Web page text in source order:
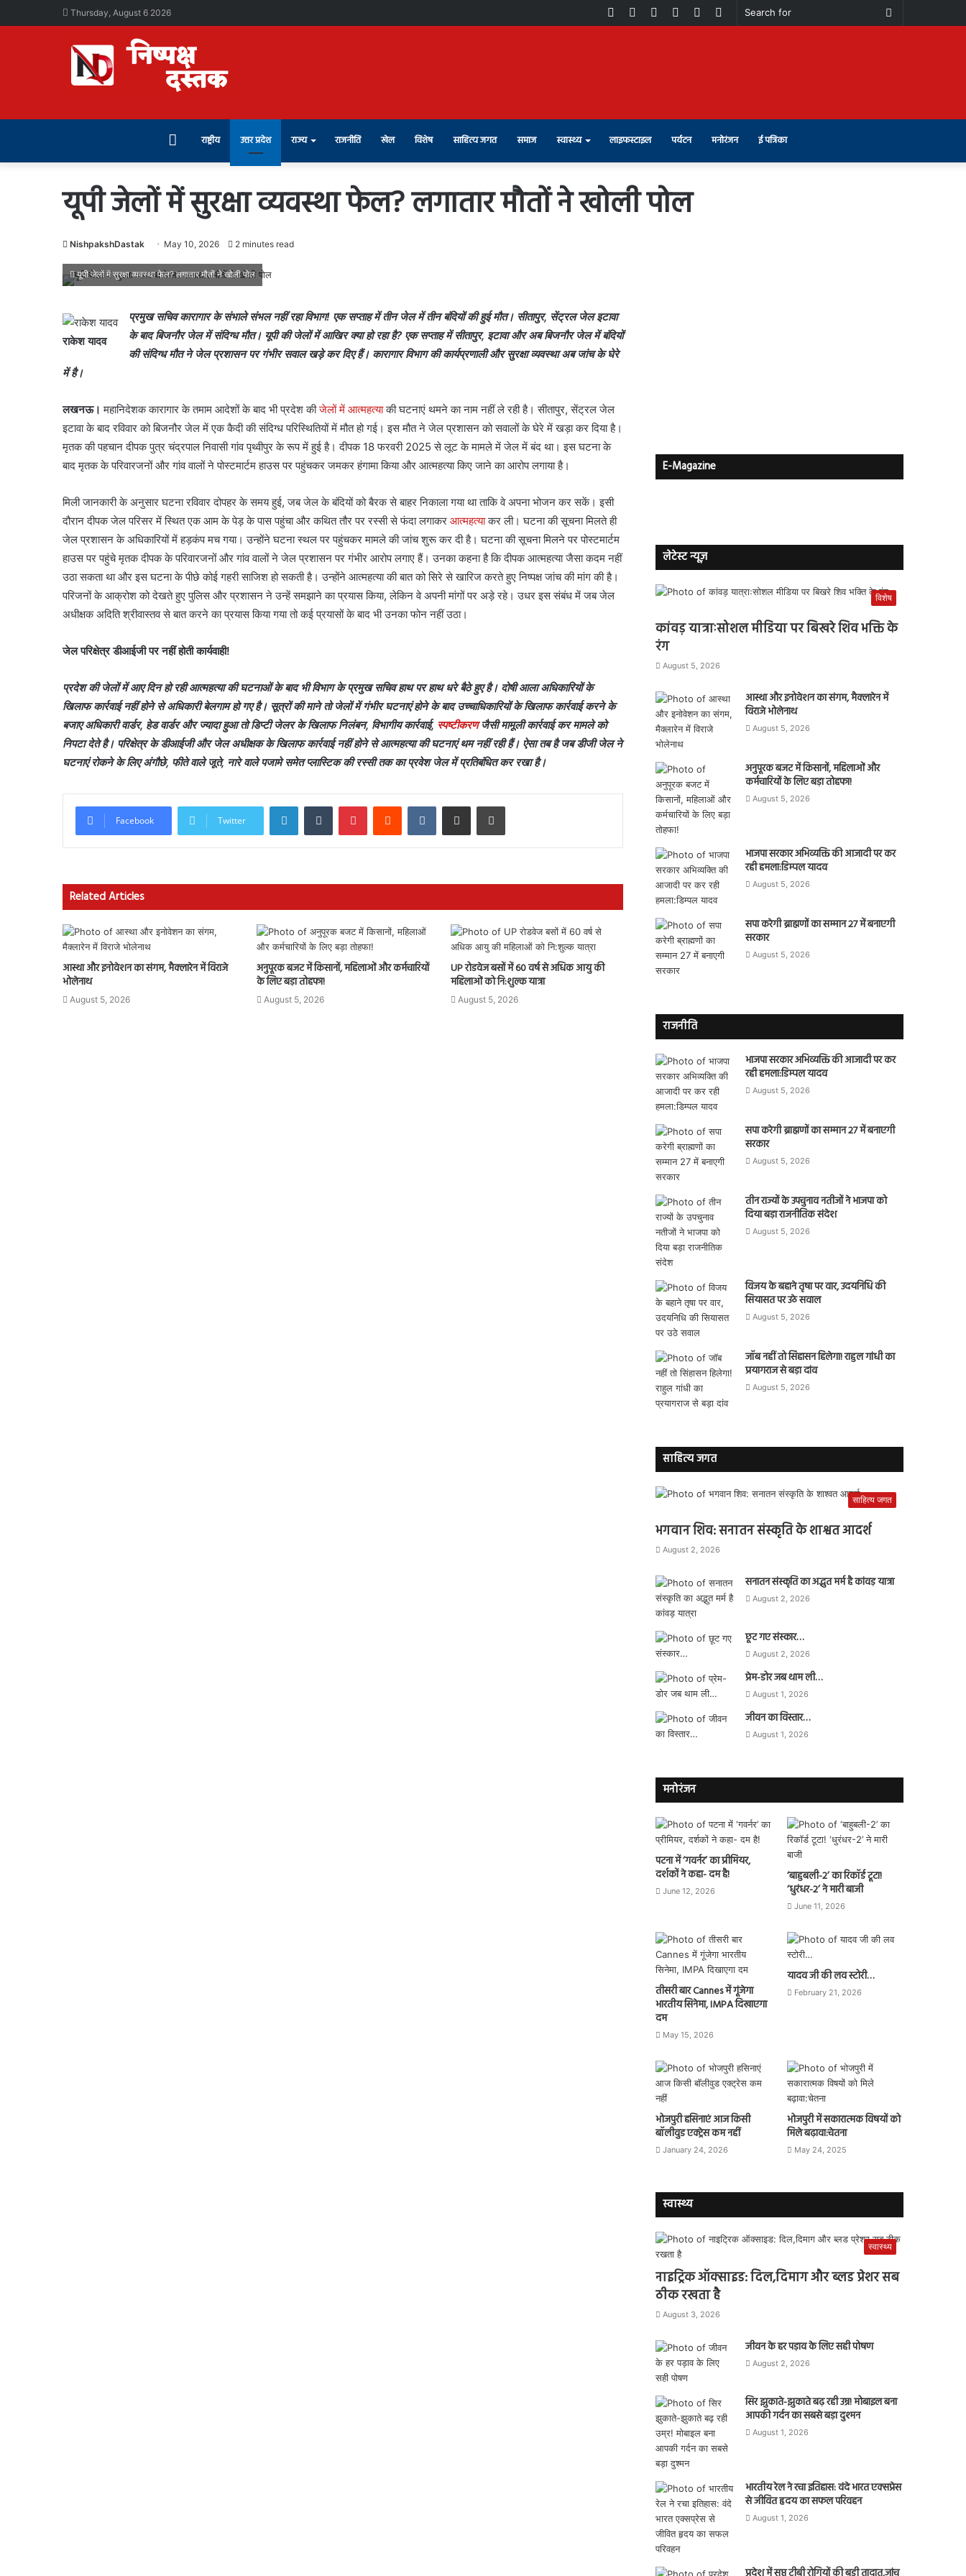
Thursday, August 6 2026
Search
Switch
Telegram
Instagram
Youtube
Facebook
राष्ट्रीय उत्तर प्रदेश राज्य राजनीति खेल विशेष साहित्य जगत समाज स्वास्थ्य लाइफस्टाइल पर्यटन मनोरंजन ई पत्रिका
यूपी जेलों में सुरक्षा व्यवस्था फेल? लगातार मौतों ने खोली पोल
NishpakshDastak May 10, 2026 2 minutes read
यूपी जेलों में सुरक्षा व्यवस्था फेल? लगातार मौतों ने खोली पोल
राकेश यादव
प्रमुख सचिव कारागार के संभाले संभल नहीं रहा विभाग! एक सप्ताह में तीन जेल में तीन बंदियों की हुई मौत। सीतापुर, सेंट्रल जेल इटावा
के बाद बिजनौर जेल में संदिग्ध मौत। यूपी की जेलों में आखिर क्या हो रहा है? एक सप्ताह में सीतापुर, इटावा और अब बिजनौर जेल में बंदियों
की संदिग्ध मौत ने जेल प्रशासन पर गंभीर सवाल खड़े कर दिए हैं। कारागार विभाग की कार्यप्रणाली और सुरक्षा व्यवस्था अब जांच के घेरे
में है।
लखनऊ।महानिदेशक कारागार के तमाम आदेशों के बाद भी प्रदेश कीजेलों में आत्महत्याकी घटनाएं थमने का नाम नहीं ले रही है। सीतापुर, सेंट्रल जेल
इटावा के बाद रविवार को बिजनौर जेल में एक कैदी की संदिग्ध परिस्थितियों में मौत हो गई। इस मौत ने जेल प्रशासन को सवालों के घेरे में खड़ा कर दिया है।
मृतक की पहचान दीपक पुत्र चंद्रपाल निवासी गांव पृथ्वीपुर के रूप में हुई है। दीपक 18 फरवरी 2025 से लूट के मामले में जेल में बंद था। इस घटना के
बाद मृतक के परिवारजनों और गांव वालों ने पोस्टमार्टम हाउस पर पहुंचकर जमकर हंगामा किया और आत्महत्या किए जाने का आरोप लगाया है।
मिली जानकारी के अनुसार घटना रविवार दोपहर के समय हुई, जब जेल के बंदियों को बैरक से बाहर निकाला गया था ताकि वे अपना भोजन कर सकें। इसी
दौरान दीपक जेल परिसर में स्थित एक आम के पेड़ के पास पहुंचा और कथित तौर पर रस्सी से फंदा लगाकर आत्महत्याकर ली। घटना की सूचना मिलते ही
जेल प्रशासन के अधिकारियों में हड़कंप मच गया। उन्होंने घटना स्थल पर पहुंचकर मामले की जांच शुरू कर दी है। घटना की सूचना मिलने पर पोस्टमार्टम
हाउस पर पहुंचे मृतक दीपक के परिवारजनों और गांव वालों ने जेल प्रशासन पर गंभीर आरोप लगाए हैं। उनका कहना है कि दीपक आत्महत्या जैसा कदम नहीं
उठा सकता था और इस घटना के पीछे कोई गहरी साजिश हो सकती है। उन्होंने आत्महत्या की बात को सिरे से खारिज करते हुए निष्पक्ष जांच की मांग की है।
परिजनों के आक्रोश को देखते हुए पुलिस और प्रशासन ने उन्हें समझाने का प्रयास किया, लेकिन वे अपनी मांगों पर अड़े रहे। उधर इस संबंध में जब जेल
अधीक्षक अदिति श्रीवास्तव से बात करने का प्रयास किया गया तो कई प्रयासों के बाद भी उनका फोन नहीं उठा।
जेल परिक्षेत्र डीआईजी पर नहीं होती कार्यवाही!
प्रदेश की जेलों में आए दिन हो रही आत्महत्या की घटनाओं के बाद भी विभाग के प्रमुख सचिव हाथ पर हाथ धरे बैठे हुए है। दोषी आला अधिकारियों के
खिलाफ कार्रवाई नहीं होने से अधिकारी बेलगाम हो गए है। सूत्रों की माने तो जेलों में गंभीर घटनाएं होने के बाद उच्चाधिकारियों के खिलाफ कार्रवाई करने के
बजाए अधिकारी वार्डर, हेड वार्डर और ज्यादा हुआ तो डिप्टी जेलर के खिलाफ निलंबन, विभागीय कार्रवाई, स्पष्टीकरणजैसी मामूली कार्रवाई कर मामले को
निपटा देते है। परिक्षेत्र के डीआईजी और जेल अधीक्षक के खिलाफ कार्रवाई नहीं होने से आत्महत्या की घटनाएं थम नहीं रही हैं। ऐसा तब है जब डीजी जेल ने
घटनाएं रोकने के लिए अंगौछे, फीते वाले जूते, नारे वाले पजामे समेत प्लास्टिक की रस्सी तक का प्रवेश जेल में प्रतिबंधित कर रखा है।
Facebook Twitter
LinkedInTumblr PinterestReddit VKontakteShare via Email Print
Related Articles
आस्था और इनोवेशन का संगम, मैक्लारेन में विराजे
भोलेनाथ
August 5, 2026
अनुपूरक बजट में किसानों, महिलाओं और कर्मचारियों
के लिए बड़ा तोहफा!
August 5, 2026
UP रोडवेज बसों में 60 वर्ष से अधिक आयु की
महिलाओं को नि:शुल्क यात्रा
August 5, 2026
E-Magazine
लेटेस्ट न्यूज़
विशेष
कांवड़ यात्राःसोशल मीडिया पर बिखरे शिव भक्ति के
रंग
August 5, 2026
आस्था और इनोवेशन का संगम, मैक्लारेन में
विराजे भोलेनाथ
August 5, 2026
अनुपूरक बजट में किसानों, महिलाओं और
कर्मचारियों के लिए बड़ा तोहफा!
August 5, 2026
भाजपा सरकार अभिव्यक्ति की आजादी पर कर
रही हमला:डिम्पल यादव
August 5, 2026
सपा करेगी ब्राह्मणों का सम्मान 27 में बनाएगी
सरकार
August 5, 2026
राजनीति
भाजपा सरकार अभिव्यक्ति की आजादी पर कर
रही हमला:डिम्पल यादव
August 5, 2026
सपा करेगी ब्राह्मणों का सम्मान 27 में बनाएगी
सरकार
August 5, 2026
तीन राज्यों के उपचुनाव नतीजों ने भाजपा को
दिया बड़ा राजनीतिक संदेश
August 5, 2026
विजय के बहाने तृषा पर वार, उदयनिधि की
सियासत पर उठे सवाल
August 5, 2026
जॉब नहीं तो सिंहासन हिलेगा! राहुल गांधी का
प्रयागराज से बड़ा दांव
August 5, 2026
साहित्य जगत
साहित्य जगत
भगवान शिव: सनातन संस्कृति के शाश्वत आदर्श
August 2, 2026
सनातन संस्कृति का अद्भुत मर्म है कांवड़ यात्रा
August 2, 2026
छूट गए संस्कार…
August 2, 2026
प्रेम-डोर जब थाम ली…
August 1, 2026
जीवन का विस्तार…
August 1, 2026
मनोरंजन
पटना में ‘गवर्नर’ का प्रीमियर,
दर्शकों ने कहा- दम है!
June 12, 2026
‘बाहुबली-2’ का रिकॉर्ड टूटा!
‘धुरंधर-2’ ने मारी बाजी
June 11, 2026
तीसरी बार Cannes में गूंजेगा
भारतीय सिनेमा, IMPA दिखाएगा
दम
May 15, 2026
यादव जी की लव स्टोरी…
February 21, 2026
भोजपुरी हसिनाएं आज किसी
बॉलीवुड एक्ट्रेस कम नहीं
January 24, 2026
भोजपुरी में सकारात्मक विषयों को
मिले बढ़ावा:चेतना
May 24, 2025
स्वास्थ्य
स्वास्थ्य
नाइट्रिक ऑक्साइड: दिल,दिमाग और ब्लड प्रेशर सब
ठीक रखता है
August 3, 2026
जीवन के हर पड़ाव के लिए सही पोषण
August 2, 2026
सिर झुकाते-झुकाते बढ़ रही उम्र! मोबाइल बना
आपकी गर्दन का सबसे बड़ा दुश्मन
August 1, 2026
भारतीय रेल ने रचा इतिहास: वंदे भारत एक्सप्रेस
से जीवित हृदय का सफल परिवहन
August 1, 2026